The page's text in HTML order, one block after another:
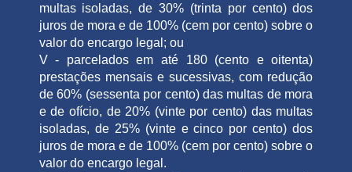
multas isoladas, de 30% (trinta por cento) dos
juros de mora e de 100% (cem por cento) sobre o
valor do encargo legal; ou
V - parcelados em até 180 (cento e oitenta)
prestações mensais e sucessivas, com redução
de 60% (sessenta por cento) das multas de mora
e de ofício, de 20% (vinte por cento) das multas
isoladas, de 25% (vinte e cinco por cento) dos
juros de mora e de 100% (cem por cento) sobre o
valor do encargo legal.